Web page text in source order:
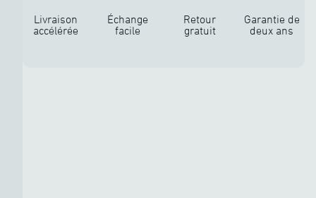
Livraison
accélérée
Échange
facile
Retour
gratuit
Garantie de
deux ans